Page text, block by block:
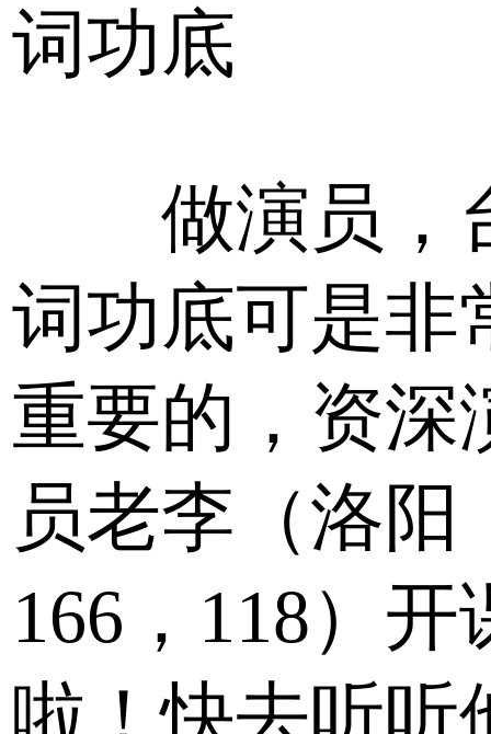
词功底
做演员，
词功底可是非
重要的，资深
员老李（洛阳
166，118）开
啦！快去听听